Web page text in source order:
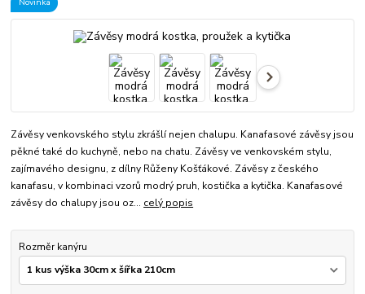
Závěsy venkovského stylu zkrášlí nejen chalupu. Kanafasové závěsy jsou
pěkné také do kuchyně, nebo na chatu. Závěsy ve venkovském stylu,
zajímavého designu, z dílny Růženy Košťákové. Závěsy z českého
kanafasu, v kombinaci vzorů modrý pruh, kostička a kytička. Kanafasové
závěsy do chalupy jsou oz... celý popis
Rozměr kanýru